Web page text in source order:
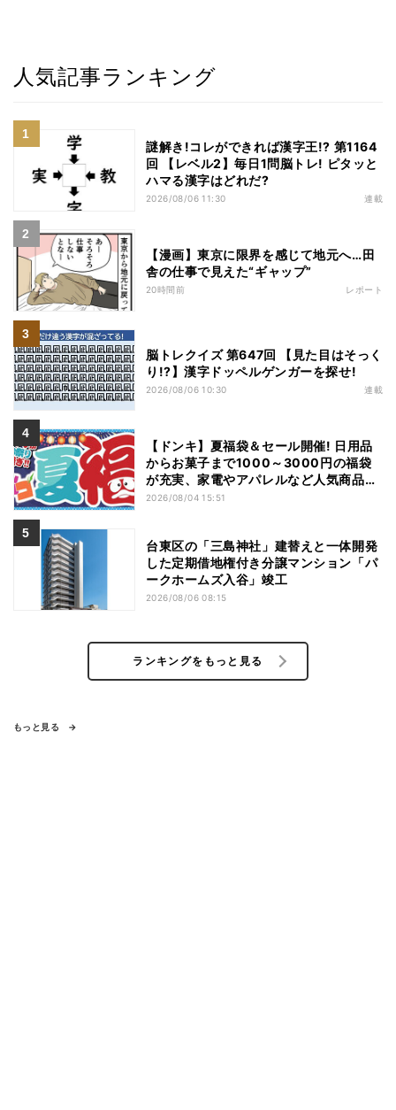
人気記事ランキング
謎解き!コレができれば漢字王!? 第1164
回 【レベル2】毎日1問脳トレ! ピタッと
ハマる漢字はどれだ?
2026/08/06 11:30 連載
【漫画】東京に限界を感じて地元へ…田
舎の仕事で見えた“ギャップ”
20時間前 レポート
脳トレクイズ 第647回 【見た目はそっく
り!?】漢字ドッペルゲンガーを探せ!
2026/08/06 10:30 連載
【ドンキ】夏福袋＆セール開催! 日用品
からお菓子まで1000～3000円の福袋
が充実、家電やアパレルなど人気商品も
特価
2026/08/04 15:51
台東区の「三島神社」建替えと一体開発
した定期借地権付き分譲マンション「パ
ークホームズ入谷」竣工
2026/08/06 08:15
ランキングをもっと見る
もっと見る